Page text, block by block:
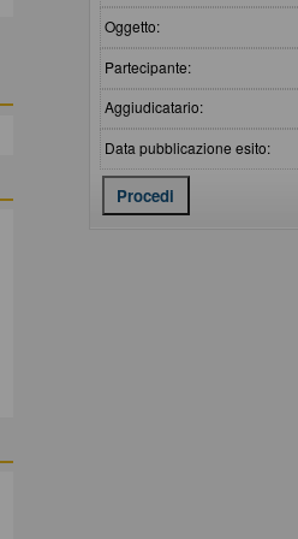
Oggetto:
Partecipante:
Aggiudicatario:
Data pubblicazione esito: